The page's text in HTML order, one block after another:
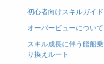
初心者向けスキルガイド
オーバービューについて
スキル成長に伴う艦船乗
り換えルート